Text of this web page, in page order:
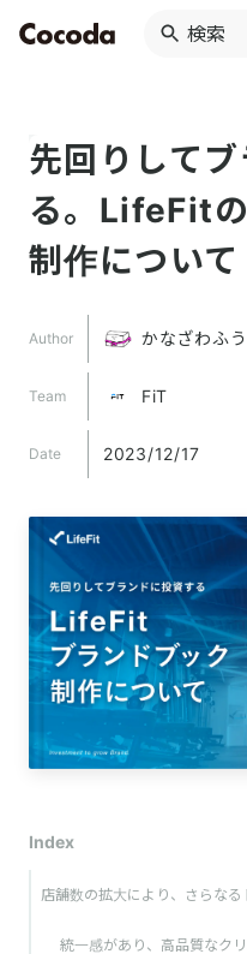
先回りして
る。LifeFit
制作について
Author かなざわふ
Team FiT
Date 2023/12/17
Index
店舗数の拡大により、さらな
統一感があり、高品質なク